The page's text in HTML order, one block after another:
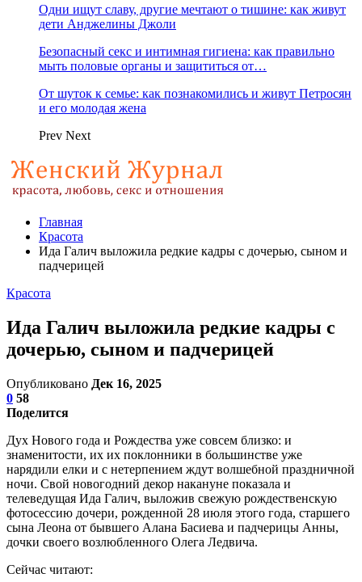
Одни ищут славу, другие мечтают о тишине: как живут
дети Анджелины Джоли
Безопасный секс и интимная гигиена: как правильно
мыть половые органы и защититься от…
От шуток к семье: как познакомились и живут Петросян
и его молодая жена
Prev Next
Главная
Красота
Ида Галич выложила редкие кадры с дочерью, сыном и
падчерицей
Красота
Ида Галич выложила редкие кадры с
дочерью, сыном и падчерицей
Опубликовано Дек 16, 2025
0 58
Поделится
Дух Нового года и Рождества уже совсем близко: и
знаменитости, их их поклонники в большинстве уже
нарядили елки и с нетерпением ждут волшебной праздничной
ночи. Свой новогодний декор накануне показала и
телеведущая Ида Галич, выложив свежую рождественскую
фотосессию дочери, рожденной 28 июля этого года, старшего
сына Леона от бывшего Алана Басиева и падчерицы Анны,
дочки своего возлюбленного Олега Ледвича.
Сейчас читают: